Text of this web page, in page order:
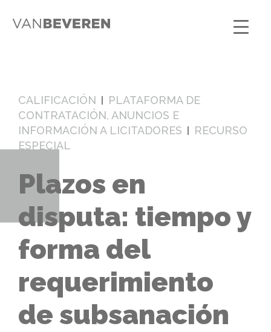
CALIFICACIÓN
PLATAFORMA DE
CONTRATACIÓN, ANUNCIOS E
INFORMACIÓN A LICITADORES
RECURSO
ESPECIAL
Plazos en
disputa: tiempo y
forma del
requerimiento
de subsanación